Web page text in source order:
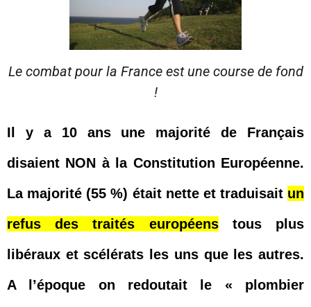
Le combat pour la France est une course de fond
!
Il y a 10 ans une majorité de Français
disaient NON à la Constitution Européenne.
La majorité (55 %) était nette et traduisait un
refus des traités européenstous plus
libéraux et scélérats les uns que les autres.
A l’époque on redoutait le « plombier